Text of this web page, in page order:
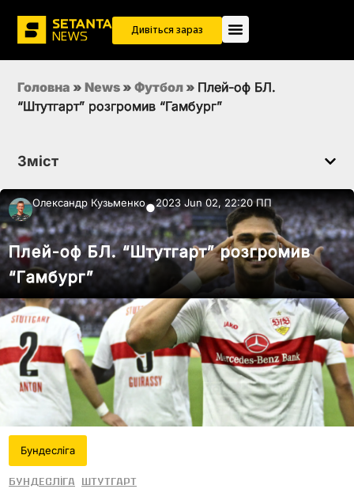
Дивіться зараз
Головна » News » Футбол » Плей-оф БЛ.
“Штутгарт” розгромив “Гамбург”
Зміст
Олександр Кузьменко●2023 Jun 02, 22:20 ПП
Плей-оф БЛ. “Штутгарт” розгромив
“Гамбург”
Бундесліга
Бундесліга Штутгарт